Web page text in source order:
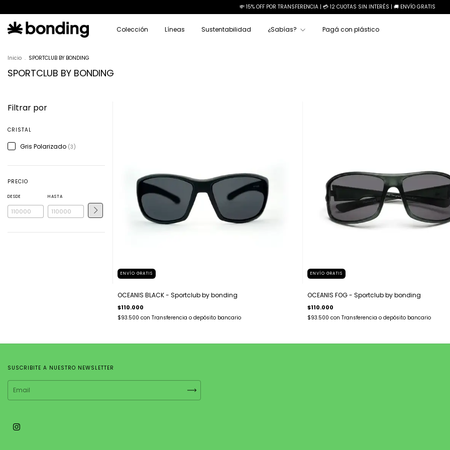
💸 15% OFF POR TRANSFERENCIA | 💳 12 CUOTAS SIN INTERÉS | 🚚 ENVÍO GRATIS
Colección Líneas Sustentabilidad ¿Sabías? Pagá con plástico
Inicio . SPORTCLUB BY BONDING
SPORTCLUB BY BONDING
Filtrar por
CRISTAL
Gris Polarizado (3)
PRECIO
DESDE HASTA
ENVÍO GRATIS
OCEANIS BLACK - Sportclub by bonding
$110.000
$93.500 con Transferencia o depósito bancario
ENVÍO GRATIS
OCEANIS FOG - Sportclub by bonding
$110.000
$93.500con Transferencia o depósito bancario
SUSCRIBITE A NUESTRO NEWSLETTER